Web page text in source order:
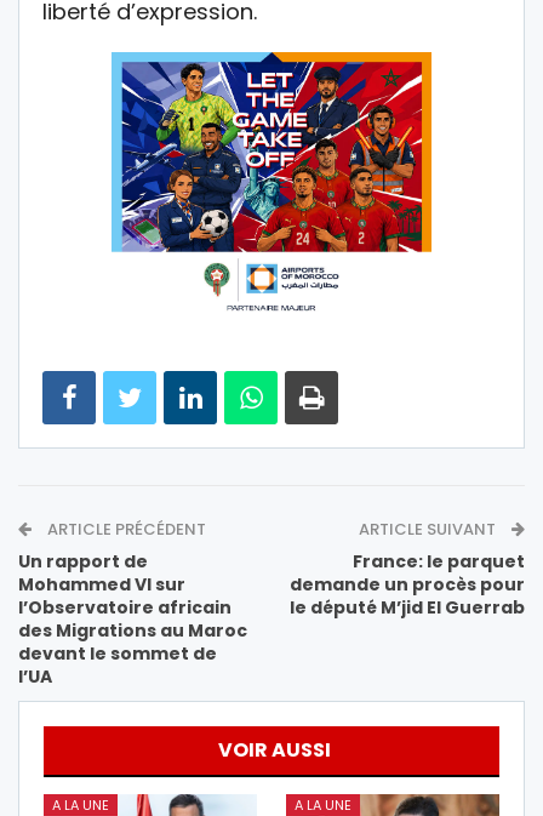
liberté d’expression.
ARTICLE PRÉCÉDENT
Un rapport de
Mohammed VI sur
l’Observatoire africain
des Migrations au Maroc
devant le sommet de
l’UA
ARTICLE SUIVANT
France: le parquet
demande un procès pour
le député M’jid El Guerrab
VOIR AUSSI
A LA UNE A LA UNE